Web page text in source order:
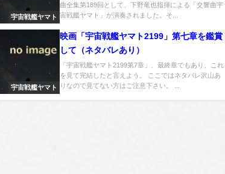
宇宙戦艦ヤマト
曲全集第189回として、下野竜也指揮による「交響曲宇
宙戦艦ヤマト」が演奏されました。そ...
宇宙戦艦ヤマト
映画「宇宙戦艦ヤマト2199」第七章を鑑賞
して（ネタバレあり）
「宇宙戦艦ヤマト2199第7章」、最終章でもあり、これ
を見て完結したと言えよう。 ここではネタバレ沢山あ
りなので見てない方はご注意下さい。 ...